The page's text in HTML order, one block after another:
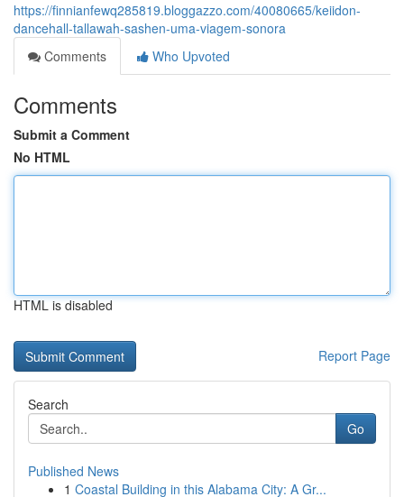
https://finnianfewq285819.bloggazzo.com/40080665/keiidon-
dancehall-tallawah-sashen-uma-viagem-sonora
Comments
Who Upvoted
Comments
Submit a Comment
No HTML
HTML is disabled
Report Page
Search
Go
Published News
1 Coastal Building in this Alabama City: A Gr...